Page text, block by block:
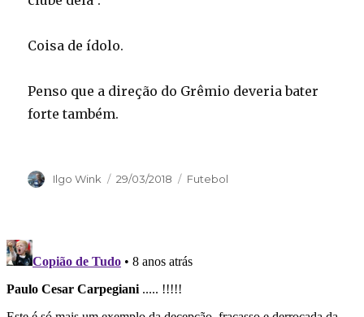
Coisa de ídolo.
Penso que a direção do Grêmio deveria bater
forte também.
Autor
Ilgo Wink
Publicado
29/03/2018 Categorias
Futebol